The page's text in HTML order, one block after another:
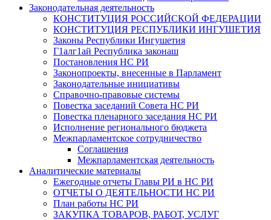
Законодательная деятельность
КОНСТИТУЦИЯ РОССИЙСКОЙ ФЕДЕРАЦИИ
КОНСТИТУЦИЯ РЕСПУБЛИКИ ИНГУШЕТИЯ
Законы Республики Ингушетия
Г1алг1ай Республика законаш
Постановления НС РИ
Законопроекты, внесенные в Парламент
Законодательные инициативы
Справочно-правовые системы
Повестка заседаний Совета НС РИ
Повестка пленарного заседания НС РИ
Исполнение регионального бюджета
Межпарламентское сотрудничество
Соглашения
Межпарламентская деятельность
Аналитические материалы
Ежегодные отчеты Главы РИ в НС РИ
ОТЧЕТЫ О ДЕЯТЕЛЬНОСТИ НС РИ
План работы НС РИ
ЗАКУПКА ТОВАРОВ, РАБОТ, УСЛУГ